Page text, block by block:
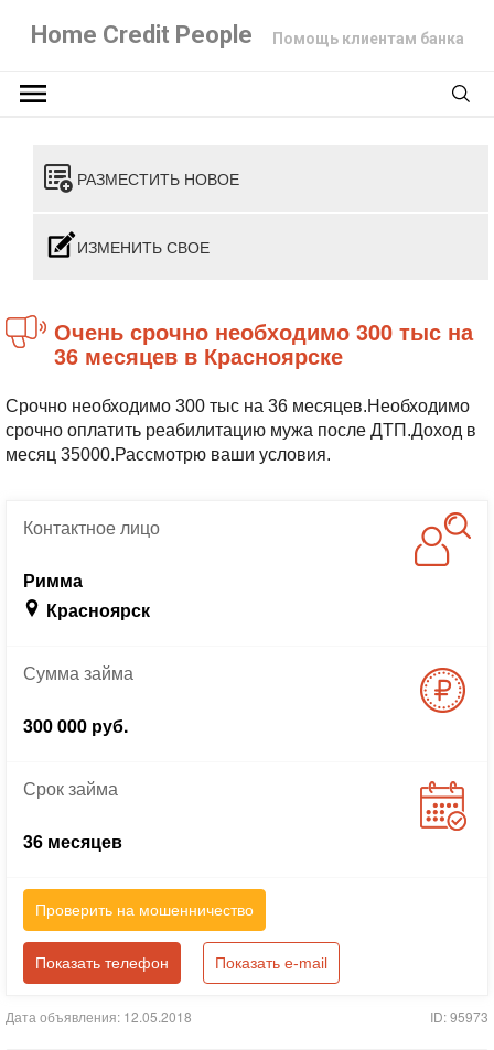
Home Credit People Помощь клиентам банка
РАЗМЕСТИТЬ НОВОЕ
ИЗМЕНИТЬ СВОЕ
Очень срочно необходимо 300 тыс на
36 месяцев в Красноярске
Срочно необходимо 300 тыс на 36 месяцев.Необходимо
срочно оплатить реабилитацию мужа после ДТП.Доход в
месяц 35000.Рассмотрю ваши условия.
Контактноелицо
Римма
Красноярск
Суммазайма
300 000 руб.
Срокзайма
36 месяцев
Проверить на мошенничество
Показать телефон Показать e-mail
Дата объявления: 12.05.2018 ID: 95973